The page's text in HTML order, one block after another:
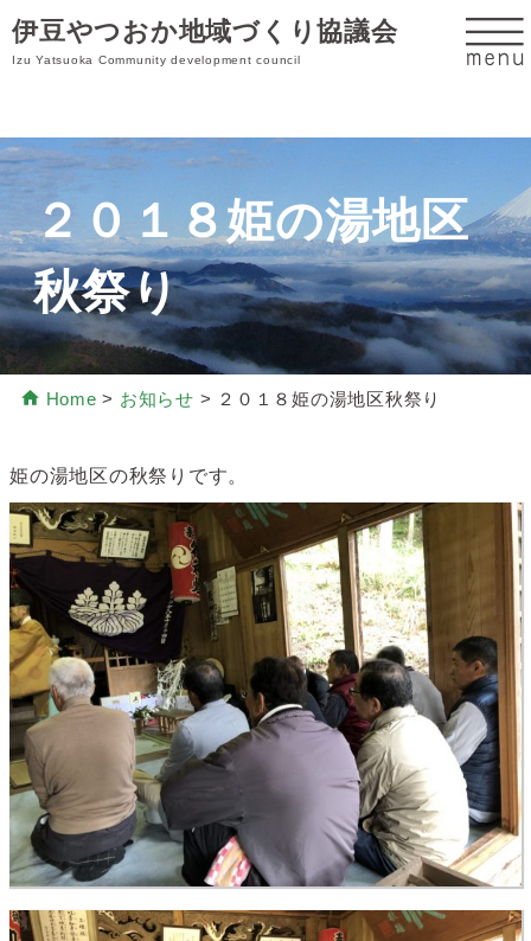
伊豆やつおか地域づくり協議会
Izu Yatsuoka Community development council
２０１８姫の湯地区
秋祭り
Home > お知らせ > ２０１８姫の湯地区秋祭り
姫の湯地区の秋祭りです。